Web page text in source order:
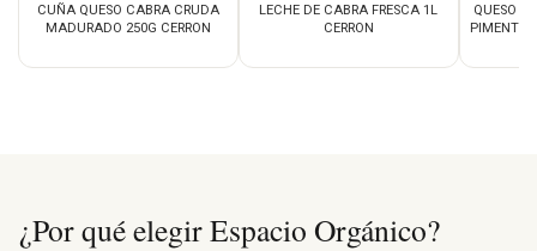
CUÑA QUESO CABRA CRUDA
MADURADO 250G CERRON
LECHE DE CABRA FRESCA 1L
CERRON
QUESO
¿Por qué elegir Espacio Orgánico?